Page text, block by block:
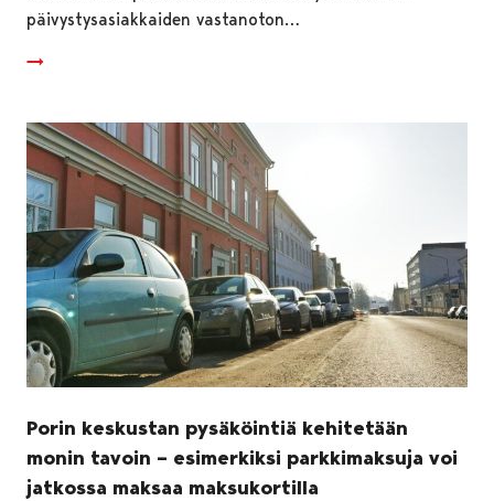
päivystysasiakkaiden vastanoton…
Porin keskustan pysäköintiä kehitetään
monin tavoin – esimerkiksi parkkimaksuja voi
jatkossa maksaa maksukortilla